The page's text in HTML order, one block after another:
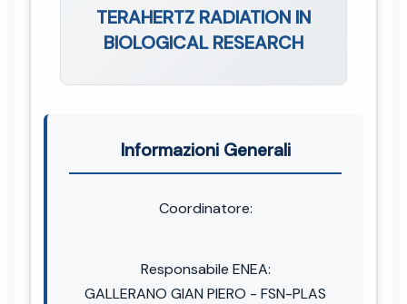
TERAHERTZ RADIATION IN
BIOLOGICAL RESEARCH
Informazioni Generali
Coordinatore:
Responsabile ENEA:
GALLERANO GIAN PIERO - FSN-PLAS